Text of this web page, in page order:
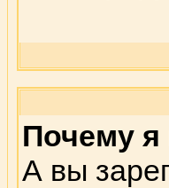
Почему я
А вы